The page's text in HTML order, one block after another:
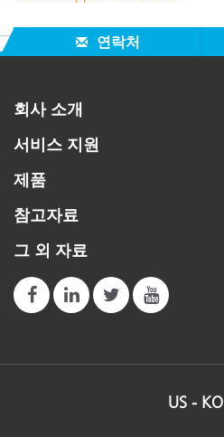
연락처
회사 소개
서비스 지원
제품
참고자료
그 외 자료
US - KO